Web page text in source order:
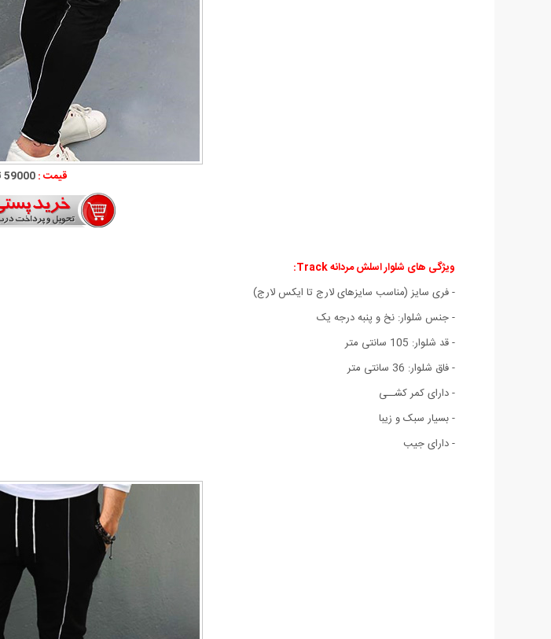
قیمت :59000 تومان
ویژگی های شلوار اسلش مردانه Track:
- فری سایز (مناسب سایزهای لارج تا ایکس لارج)
- جنس شلوار: نخ و پنبه درجه یک
- قد شلوار: 105 سانتی متر
- فاق شلوار: 36 سانتی متر
- دارای کمر کشــی
- بسیار سبک و زیبا
- دارای جیب